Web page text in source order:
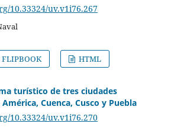
10.33324/uv.v1i76.267
FLIPBOOK HTML
turístico de tres ciudades
Cuenca, Cusco y Puebla
10.33324/uv.v1i76.270